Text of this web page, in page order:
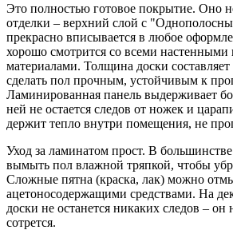
Это полностью готовое покрытие. Оно
отделки – верхний слой с
прекрасно вписывается в любое
хорошо смотрится со всеми
материалами. Толщина доски
сделать пол прочным, устойчивым к
Ламинированная панель выдерживает
ней не остается следов от ножек и
держит тепло внутри помещения, не
Уход за ламинатом прост. В большинстве
вымыть пол влажной тряпкой, чтобы
Сложные пятна (краска, лак) можно
ацетоносодержащими средствами. На
доски не останется никаких следов – он
сотрется.